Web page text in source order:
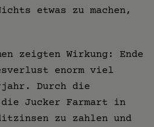
etwas zu machen,
zeigten Wirkung: Ende
enorm viel
Durch die
die Jucker Farmart in
zu zahlen und